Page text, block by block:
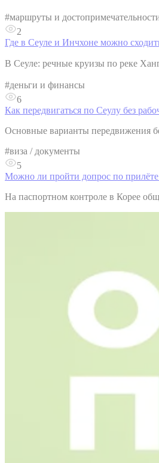
#маршруты и
2
Где в Сеуле и Инчхоне можно
В Сеуле: речные круизы по реке
#деньги и финансы
6
Как передвигаться по Сеулу без
Основные варианты передвижения
#виза / документы
5
Можно ли пройти допрос по прилёте
На паспортном контроле в Корее